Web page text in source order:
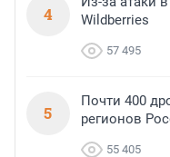
4
Wildberries
57 495
5
Почти 400
регионов
55 405